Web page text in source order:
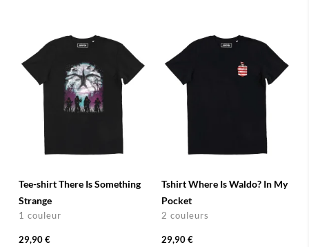
Tee-shirt There Is Something
Strange
1 couleur
29,90 €
Tshirt Where Is Waldo? In My
Pocket
2 couleurs
29,90 €